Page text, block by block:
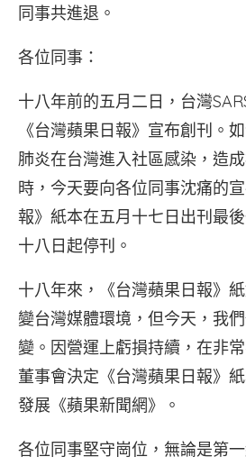
同事共進退。
各位同事：
十八年前的五月二日，台灣
《台灣蘋果日報》宣布創刊。
肺炎在台灣進入社區感染，造
時，今天要向各位同事沈痛的
報》紙本在五月十七日出刊最
十八日起停刊。
十八年來，《台灣蘋果日報》
變台灣媒體環境，但今天，我
變。因營運上虧損持續，在非
董事會決定《台灣蘋果日報》
發展《蘋果新聞網》。
各位同事堅守崗位，無論是第